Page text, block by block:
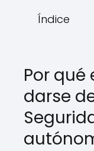
Índice
Por
darse